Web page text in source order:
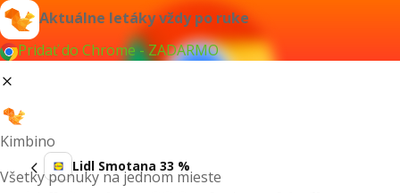
Aktuálne letáky vždy po ruke
Pridať do Chrome - ZADARMO
Kimbino
Všetky ponuky na jednom mieste
Lidl Smotana 33 %